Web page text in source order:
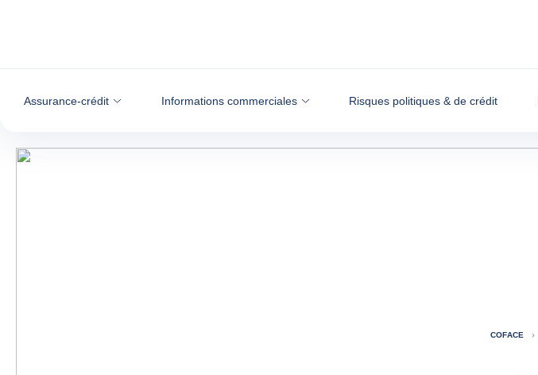
Assurance-crédit Informations commerciales Risques politiques & de crédit
COFACE